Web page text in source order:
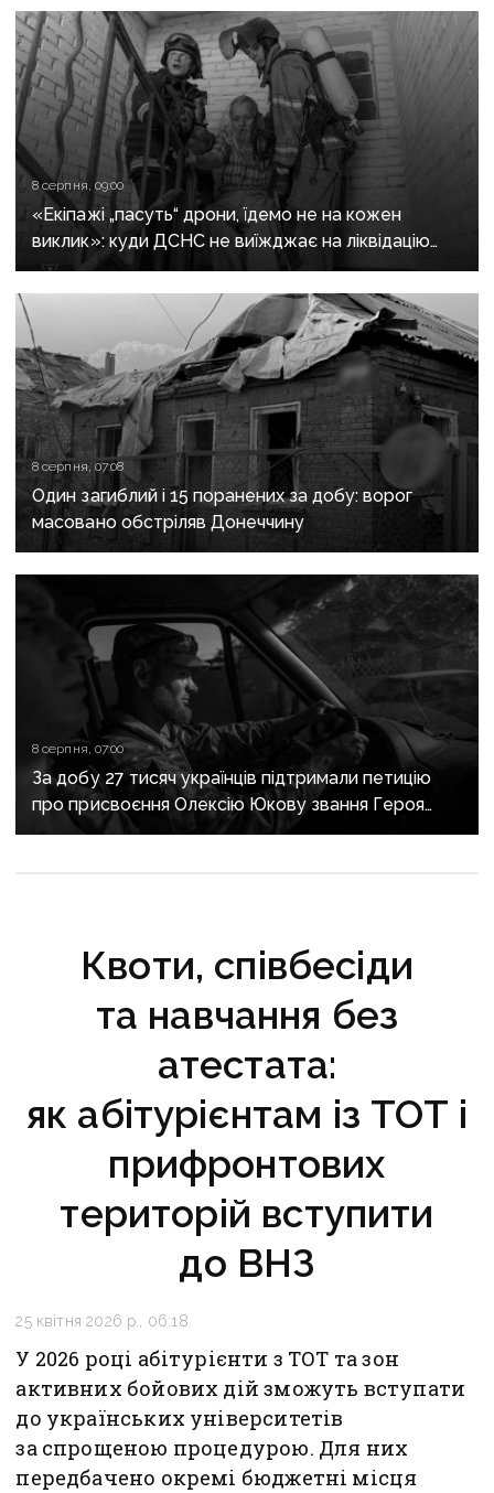
8 серпня, 09:00
«Екіпажі „пасуть“ дрони, їдемо не на кожен
виклик»: куди ДСНС не виїжджає на ліквідацію
надзвичайних ситуацій у Краматорську
та Слов’янську
8 серпня, 07:08
Один загиблий і 15 поранених за добу: ворог
масовано обстріляв Донеччину
8 серпня, 07:00
За добу 27 тисяч українців підтримали петицію
про присвоєння Олексію Юкову звання Героя
України посмертно
Квоти, співбесіди
та навчання без
атестата:
як абітурієнтам із ТОТ і
прифронтових
територій вступити
до ВНЗ
25 квітня 2026 р., 06:18
У 2026 році абітурієнти з ТОТ та зон
активних бойових дій зможуть вступати
до українських університетів
за спрощеною процедурою. Для них
передбачено окремі бюджетні місця